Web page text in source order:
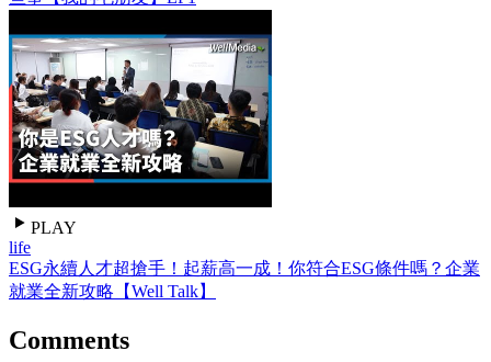
PLAY
life
ESG永續人才超搶手！起薪高一成！你符合ESG條件嗎？企業
就業全新攻略【Well Talk】
Comments